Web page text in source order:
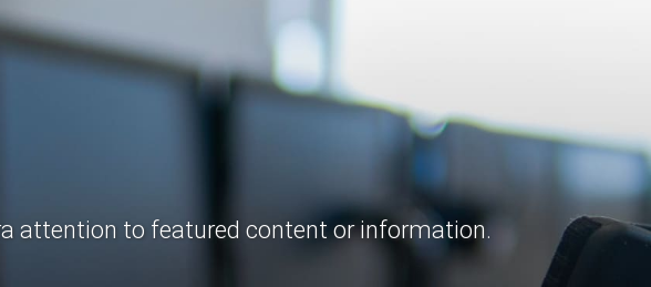
attention to featured content or information.